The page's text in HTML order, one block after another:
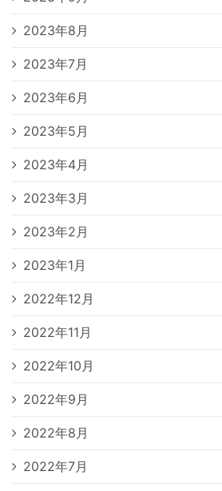
2023年8月
2023年7月
2023年6月
2023年5月
2023年4月
2023年3月
2023年2月
2023年1月
2022年12月
2022年11月
2022年10月
2022年9月
2022年8月
2022年7月